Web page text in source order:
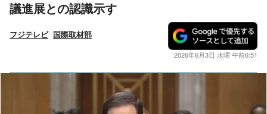
議進展との認識示す
フジテレビ 国際取材部
2026年6月3日 水曜 午前6:51